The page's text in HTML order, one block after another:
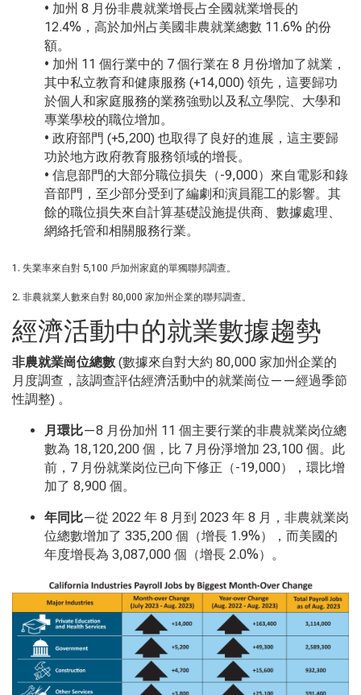
• 加州 8 月份非農就業增長占全國就業增長的
12.4%，高於加州占美國非農就業總數 11.6% 的份
額。
• 加州 11 個行業中的 7 個行業在 8 月份增加了就業，
其中私立教育和健康服務 (+14,000) 領先，這要歸功
於個人和家庭服務的業務強勁以及私立學院、大學和
專業學校的職位增加。
• 政府部門 (+5,200) 也取得了良好的進展，這主要歸
功於地方政府教育服務領域的增長。
• 信息部門的大部分職位損失（-9,000）來自電影和錄
音部門，至少部分受到了編劇和演員罷工的影響。其
餘的職位損失來自計算基礎設施提供商、數據處理、
網絡托管和相關服務行業。
1. 失業率來自對 5,100 戶加州家庭的單獨聯邦調查。
2. 非農就業人數來自對 80,000 家加州企業的聯邦調查。
經濟活動中的就業數據趨勢
非農就業崗位總數 (數據來自對大約 80,000 家加州企業的
月度調查，該調查評估經濟活動中的就業崗位——經過季節
性調整) 。
月環比—8 月份加州 11 個主要行業的非農就業岗位總
數為 18,120,200 個，比 7 月份淨增加 23,100 個。此
前，7 月份就業岗位已向下修正（-19,000），環比增
加了 8,900 個。
年同比—從 2022 年 8 月到 2023 年 8 月，非農就業岗
位總數增加了 335,200 個（增長 1.9%），而美國的
年度增長為 3,087,000 個（增長 2.0%）。